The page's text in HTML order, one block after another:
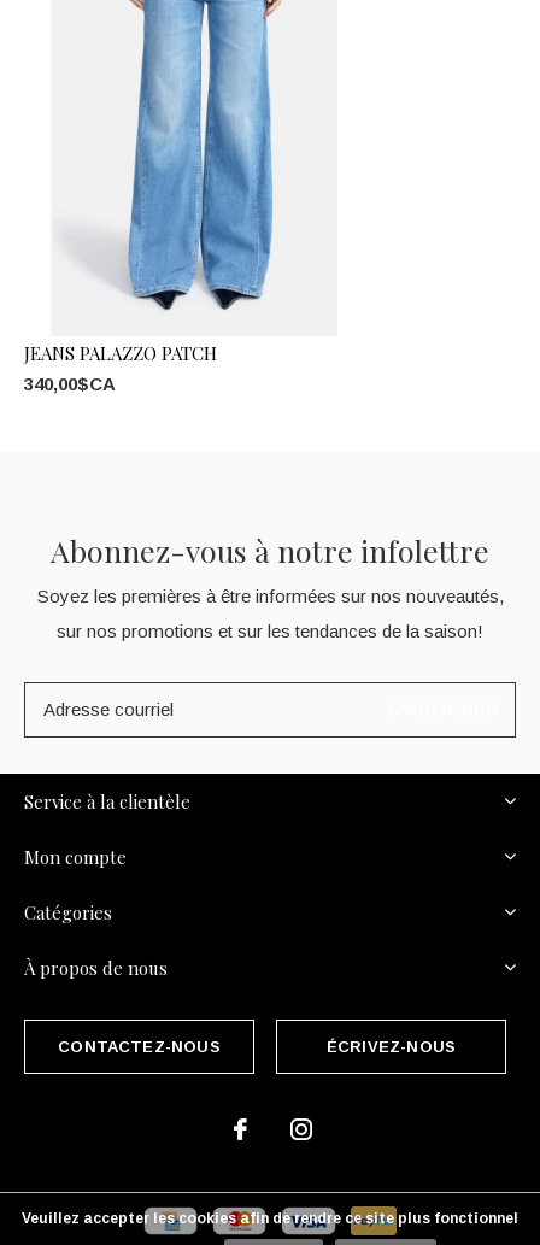
JEANS PALAZZO PATCH
340,00$CA
Abonnez-vous à notre infolettre
Soyez les premières à être informées sur nos nouveautés,
sur nos promotions et sur les tendances de la saison!
Service à la clientèle
Mon compte
Catégories
À propos de nous
CONTACTEZ-NOUS ÉCRIVEZ-NOUS
Veuillez accepter les cookies afin de rendre ce site plus fonctionnel